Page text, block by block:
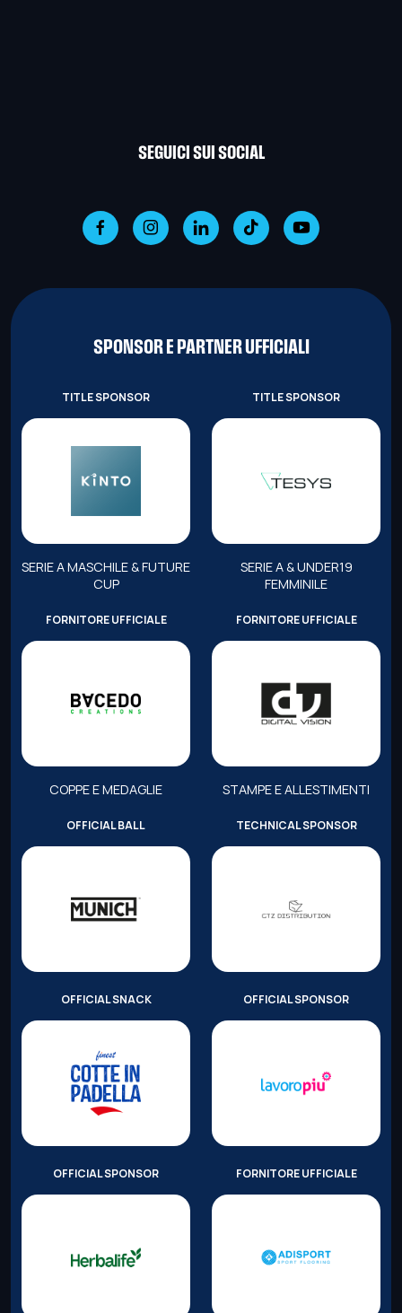
SEGUICI SUI SOCIAL
SPONSOR E PARTNER UFFICIALI
TITLE SPONSOR
SERIE A MASCHILE & FUTURE
CUP
TITLE SPONSOR
SERIE A & UNDER19
FEMMINILE
FORNITORE UFFICIALE
COPPE E MEDAGLIE
FORNITORE UFFICIALE
STAMPE E ALLESTIMENTI
OFFICIAL BALL TECHNICAL SPONSOR
OFFICIAL SNACK OFFICIAL SPONSOR
OFFICIAL SPONSOR FORNITORE UFFICIALE